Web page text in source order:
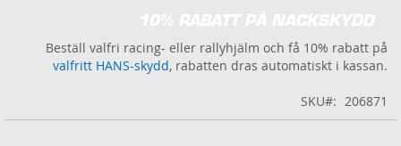
Beställ valfri racing- eller rallyhjälm och få 10% rabatt på
valfritt HANS-skydd, rabatten dras automatiskt i kassan.
SKU 206871